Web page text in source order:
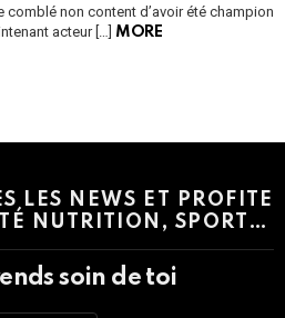
comblé non content d’avoir été champion
acteur […]
MORE
LES NEWS ET PROFITE
NUTRITION, SPORT…
soin de toi